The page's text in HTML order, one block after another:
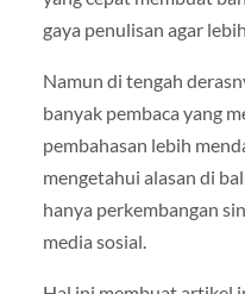
gaya penulisan agar
Namun di tengah
banyak pembaca yang
pembahasan lebih
mengetahui alasan di
hanya perkembangan
media sosial.